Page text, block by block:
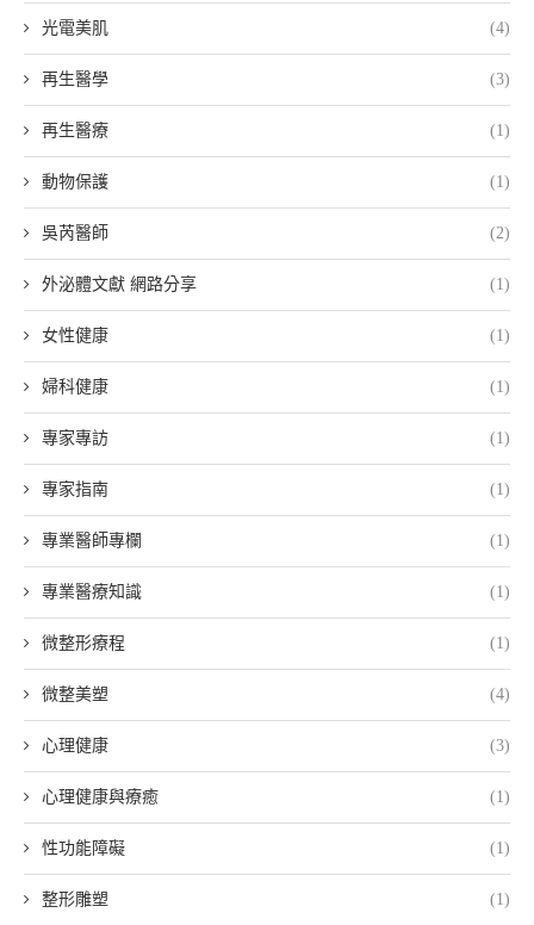
光電美肌 (4)
再生醫學 (3)
再生醫療 (1)
動物保護 (1)
吳芮醫師 (2)
外泌體文獻 網路分享 (1)
女性健康 (1)
婦科健康 (1)
專家專訪 (1)
專家指南 (1)
專業醫師專欄 (1)
專業醫療知識 (1)
微整形療程 (1)
微整美塑 (4)
心理健康 (3)
心理健康與療癒 (1)
性功能障礙 (1)
整形雕塑 (1)